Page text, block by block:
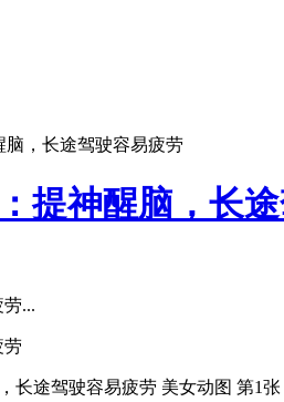
脑，长途驾驶容易疲劳
提神醒脑，长
...
劳